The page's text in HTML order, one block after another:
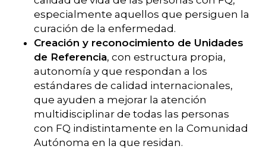
especialmente aquellos que persiguen la
curación de la enfermedad.
Creación y reconocimiento de Unidades
de Referencia, con estructura propia,
autonomía y que respondan a los
estándares de calidad internacionales,
que ayuden a mejorar la atención
multidisciplinar de todas las personas
con FQ indistintamente en la Comunidad
Autónoma en la que residan.